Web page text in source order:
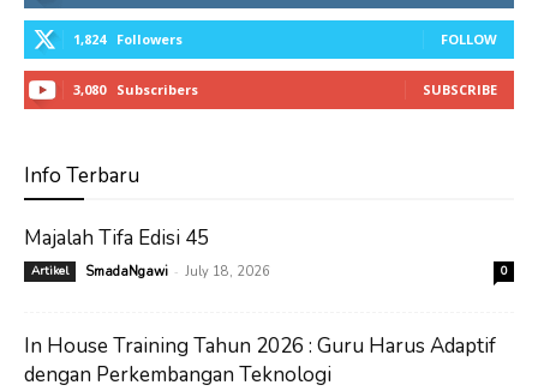
1,824 Followers FOLLOW
3,080 Subscribers SUBSCRIBE
Info Terbaru
Majalah Tifa Edisi 45
Artikel SmadaNgawi - July 18, 2026 0
In House Training Tahun 2026 : Guru Harus Adaptif
dengan Perkembangan Teknologi